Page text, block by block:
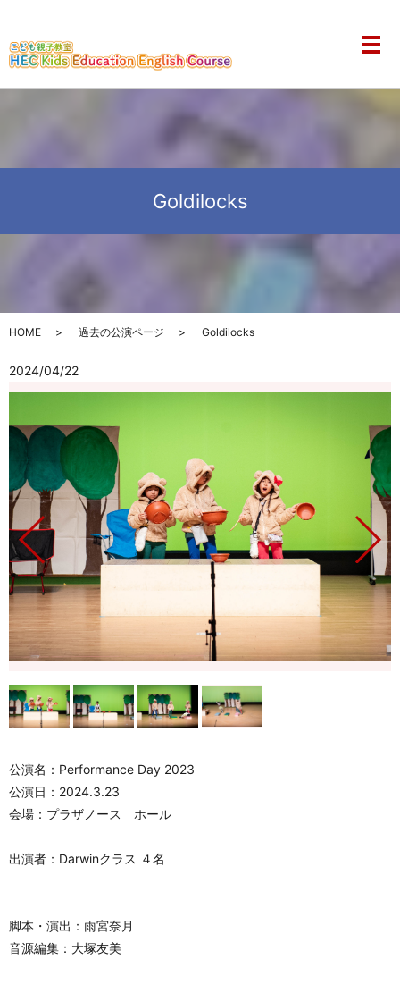
メ
Goldilocks
HOME 過去の公演ページ Goldilocks
2024/04/22
公演名：Performance Day 2023
公演日：2024.3.23
会場：プラザノース ホール
出演者：Darwinクラス ４名
脚本・演出：雨宮奈月
音源編集：大塚友美